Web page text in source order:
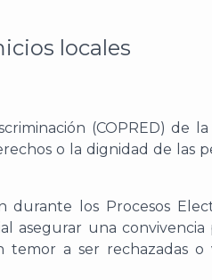
locales
(COPRED) de
o la dignidad de las
durante los Procesos
asegurar una
a ser rechazadas o